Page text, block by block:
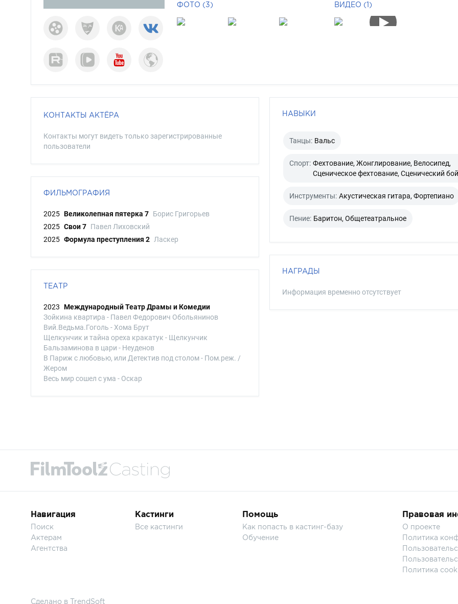
Размер одежды
Размер обуви
ФОТО (3) ВИДЕО (1)
КОНТАКТЫ АКТЁРА
Контакты могут видеть только зарегистрированные
пользователи
ФИЛЬМОГРАФИЯ
2025 Великолепная пятерка 7 Борис Григорьев
2025 Свои 7 Павел Лиховский
2025 Формула преступления 2 Ласкер
ТЕАТР
2023 Международный Театр Драмы и Комедии
Зойкина квартира - Павел Федорович Обольянинов
Вий.Ведьма.Гоголь - Хома Брут
Щелкунчик и тайна ореха кракатук - Щелкунчик
Бальзаминова в цари - Неуденов
В Париж с любовью, или Детектив под столом - Пом.реж. /
Жером
Весь мир сошел с ума - Оскар
НАВЫКИ
Танцы: Вальс
Спорт: Фехтование, Жонглирование, Велосипед,
Сценическое фехтование, Сценический бой
Инструменты: Акустическая гитара, Фортепиано
Пение: Баритон, Общетеатральное
НАГРАДЫ
Информация временно отсутствует
Навигация
Поиск
Актерам
Агентства
Кастинги
Все кастинги
Помощь
Как попасть в кастинг-базу
Обучение
Правовая
О проекте
Политика
Политика
Сделано в TrendSoft